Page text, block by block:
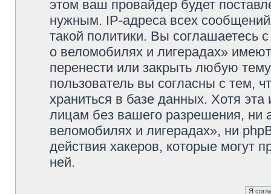
этом ваш провайдер будет
нужным. IP-адреса всех
такой политики. Вы
о веломобилях и лигерадах»
перенести или закрыть любую
пользователь вы согласны с тем,
храниться в базе данных. Хотя
лицам без вашего разрешения, ни
веломобилях и лигерадах», ни
действия хакеров, которые могут
ней.